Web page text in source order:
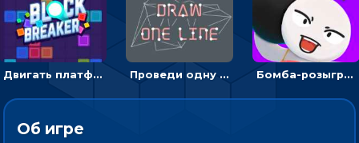
Двигать платформу и отбивать мячики или ловить бонусы Проведи одну линию и повтори фигуру - головоломка Бомба-розыгрыш: передавай и беги – 3D гиперказуалка
Об игре